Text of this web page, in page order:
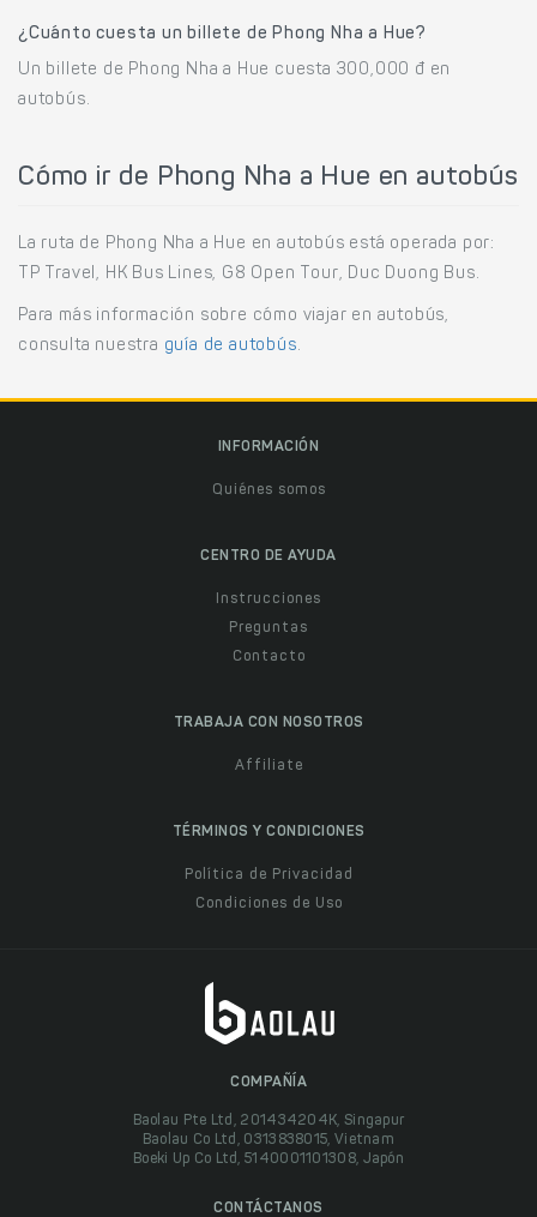
¿Cuánto cuesta un billete de Phong Nha a Hue?
Un billete de Phong Nha a Hue cuesta 300,000 đ en
autobús.
Cómo ir de Phong Nha a Hue en autobús
La ruta de Phong Nha a Hue en autobús está operada por:
TP Travel, HK Bus Lines, G8 Open Tour, Duc Duong Bus.
Para más información sobre cómo viajar en autobús,
consulta nuestra guía de autobús.
INFORMACIÓN
Quiénes somos
CENTRO DE AYUDA
Instrucciones
Preguntas
Contacto
TRABAJA CON NOSOTROS
Affiliate
TÉRMINOS Y CONDICIONES
Política de Privacidad
Condiciones de Uso
COMPAÑÍA
Baolau Pte Ltd, 201434204K, Singapur
Baolau Co Ltd, 0313838015, Vietnam
Boeki Up Co Ltd, 5140001101308, Japón
CONTÁCTANOS